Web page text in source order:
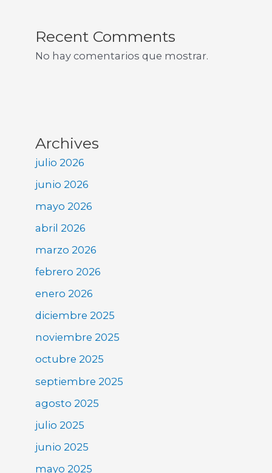
Recent Comments
No hay comentarios que mostrar.
Archives
julio 2026
junio 2026
mayo 2026
abril 2026
marzo 2026
febrero 2026
enero 2026
diciembre 2025
noviembre 2025
octubre 2025
septiembre 2025
agosto 2025
julio 2025
junio 2025
mayo 2025